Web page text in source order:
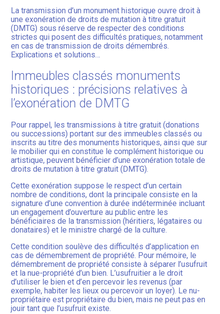
La transmission d’un monument historique ouvre droit à
une exonération de droits de mutation à titre gratuit
(DMTG) sous réserve de respecter des conditions
strictes qui posent des difficultés pratiques, notamment
en cas de transmission de droits démembrés.
Explications et solutions…
Immeubles classés monuments
historiques : précisions relatives à
l’exonération de DMTG
Pour rappel, les transmissions à titre gratuit (donations
ou successions) portant sur des immeubles classés ou
inscrits au titre des monuments historiques, ainsi que sur
le mobilier qui en constitue le complément historique ou
artistique, peuvent bénéficier d’une exonération totale de
droits de mutation à titre gratuit (DMTG).
Cette exonération suppose le respect d’un certain
nombre de conditions, dont la principale consiste en la
signature d’une convention à durée indéterminée incluant
un engagement d’ouverture au public entre les
bénéficiaires de la transmission (héritiers, légataires ou
donataires) et le ministre chargé de la culture.
Cette condition soulève des difficultés d’application en
cas de démembrement de propriété. Pour mémoire, le
démembrement de propriété consiste à séparer l’usufruit
et la nue-propriété d’un bien. L’usufruitier a le droit
d’utiliser le bien et d’en percevoir les revenus (par
exemple, habiter les lieux ou percevoir un loyer). Le nu-
propriétaire est propriétaire du bien, mais ne peut pas en
jouir tant que l’usufruit existe.